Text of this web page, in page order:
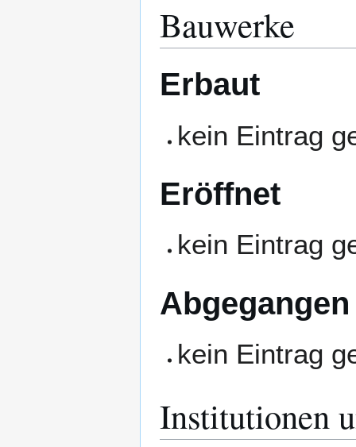
Bauwerke
Erbaut
kein Eintrag
Eröffnet
kein Eintrag
Abgegangen
kein Eintrag
Institutionen